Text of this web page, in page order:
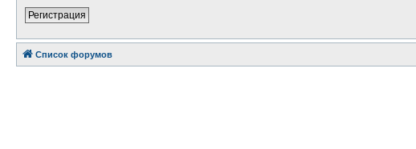
Регистрация
Список форумов